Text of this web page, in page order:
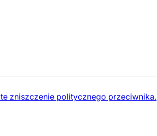
zniszczenie politycznego przeciwnika.